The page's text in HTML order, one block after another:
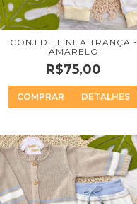
CONJ DE LINHA TRANÇA -
AMARELO
R$75,00
COMPRAR DETALHES